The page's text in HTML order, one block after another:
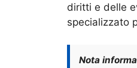
diritti e delle
specializzato
Nota